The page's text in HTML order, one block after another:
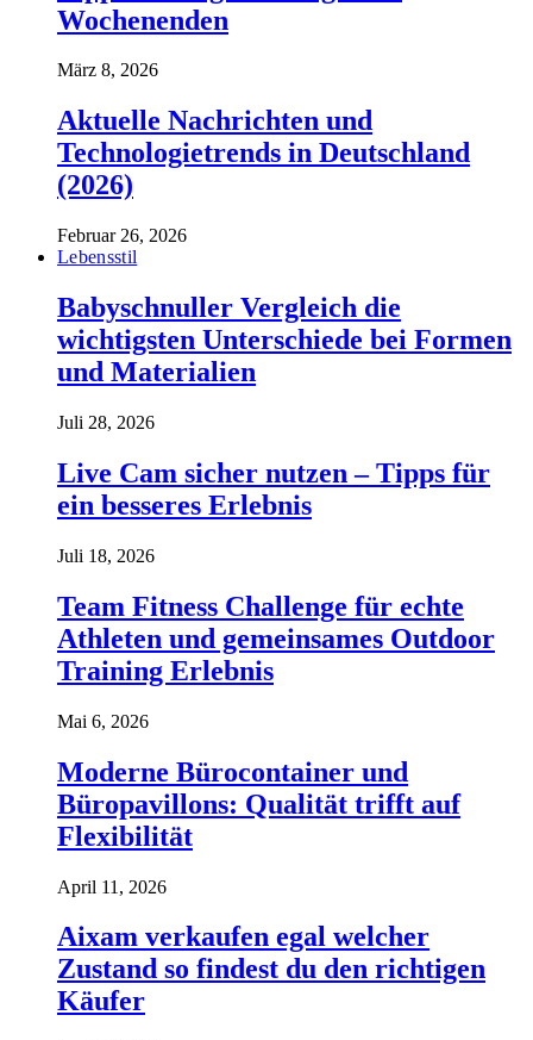
Wochenenden
März 8, 2026
Aktuelle Nachrichten und
Technologietrends in Deutschland
(2026)
Februar 26, 2026
Lebensstil
Babyschnuller Vergleich die
wichtigsten Unterschiede bei Formen
und Materialien
Juli 28, 2026
Live Cam sicher nutzen – Tipps für
ein besseres Erlebnis
Juli 18, 2026
Team Fitness Challenge für echte
Athleten und gemeinsames Outdoor
Training Erlebnis
Mai 6, 2026
Moderne Bürocontainer und
Büropavillons: Qualität trifft auf
Flexibilität
April 11, 2026
Aixam verkaufen egal welcher
Zustand so findest du den richtigen
Käufer